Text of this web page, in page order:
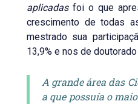
aplicadasfoi o que
crescimento de todas
mestrado sua
13,9% e nos de
A grande área das
a que possuía o